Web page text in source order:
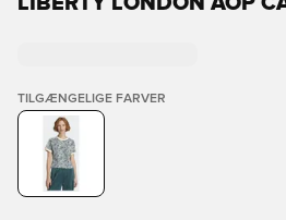
TILGÆNGELIGE FARVER